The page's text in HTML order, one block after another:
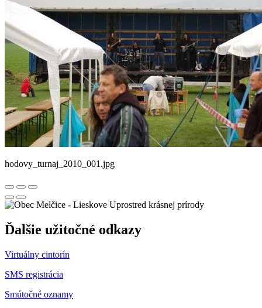
hodovy_turnaj_2010_001.jpg
Uprostred krásnej prírody
Ďalšie užitočné odkazy
Virtuálny cintorín
SMS registrácia
Smútočné oznamy